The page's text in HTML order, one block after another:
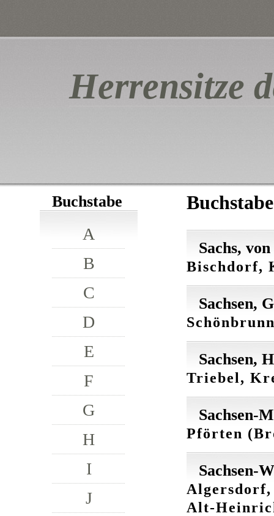
Herrensitze
Sachs, von
Bischdorf,
Sachsen,
Sachsen,
Triebel,
Sachsen-
Pförten
Sachsen-
Alt-
Buchstabe
A
B
C
D
E
F
G
H
I
J